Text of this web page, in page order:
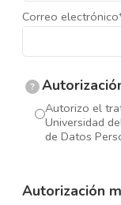
Correo
?
Autorizo el
Universidad
de Datos
Autorización